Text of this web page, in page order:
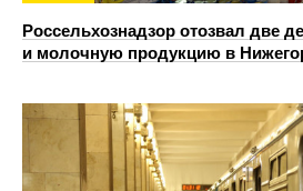
Россельхознадзор отозвал две
и молочную продукцию в